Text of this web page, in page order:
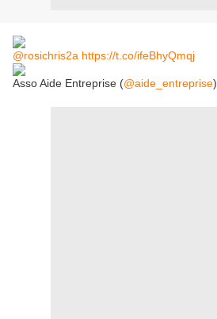
@rosichris2a https://t.co/ifeBhyQmqj
Asso Aide Entreprise (@aide_entreprise)